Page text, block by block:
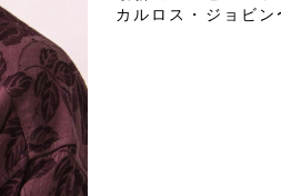
カルロス・ジョビ